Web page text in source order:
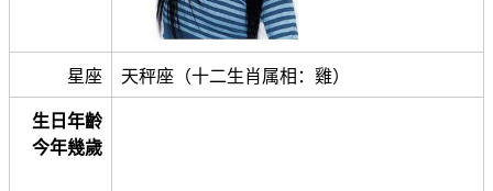
星座 天秤座（十二生肖属相：雞）
生日年齡
今年幾歲